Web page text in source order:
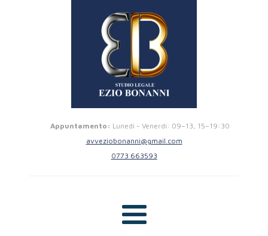
Appuntamento: Lunedi - Venerdi: 09–13, 15–19:30
avveziobonanni@gmail.com
0773 663593